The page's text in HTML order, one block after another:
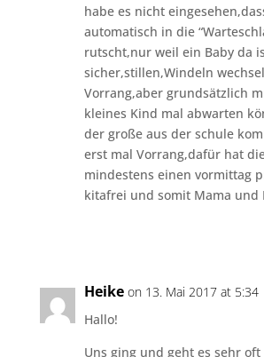
habe es nicht
automatisch in die
rutscht,nur weil ein Baby da
sicher,stillen,Windeln
Vorrang,aber grundsätzlich
kleines Kind mal abwarten
der große aus der schule
erst mal Vorrang,dafür hat
mindestens einen vormittag
kitafrei und somit Mama und
Heike on 13. Mai 2017 at 5:34
Hallo!
Uns ging und geht es sehr oft